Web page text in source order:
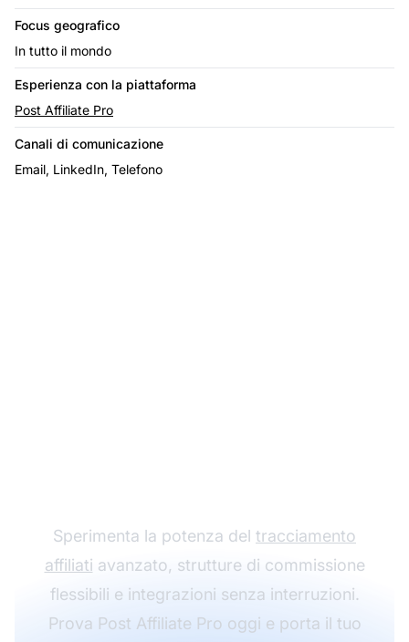
Focus geografico
In tutto il mondo
Esperienza con la piattaforma
Post Affiliate Pro
Canali di comunicazione
Email, LinkedIn, Telefono
Sperimenta la potenza del tracciamento
affiliati avanzato, strutture di commissione
flessibili e integrazioni senza interruzioni.
Prova Post Affiliate Pro oggi e porta il tuo